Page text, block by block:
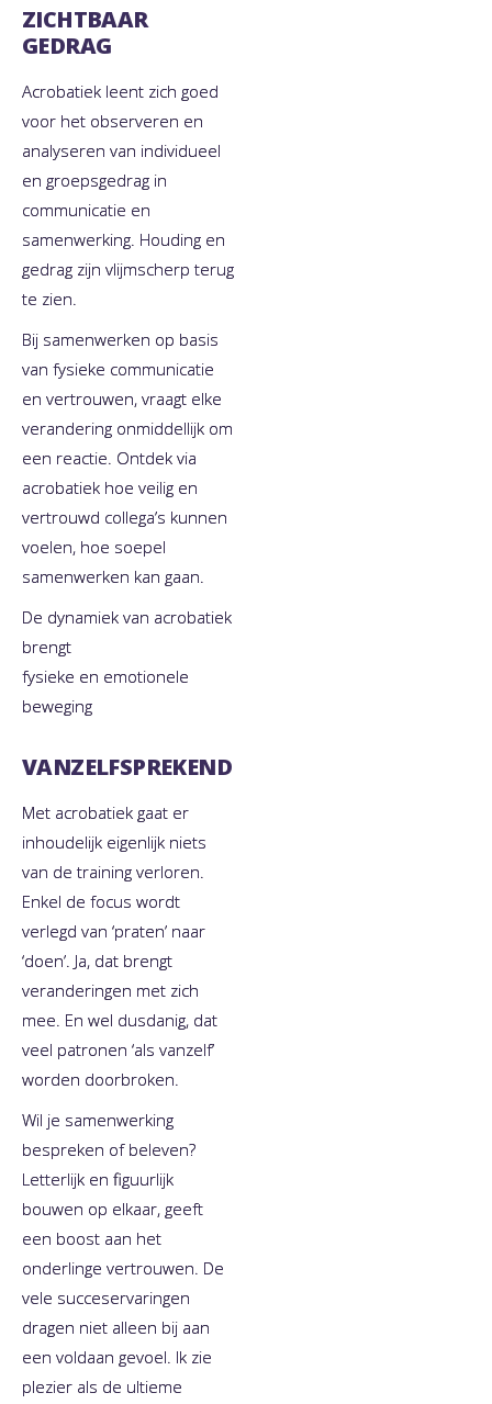
ZICHTBAAR
GEDRAG
Acrobatiek leent zich goed
voor het observeren en
analyseren van individueel
en groepsgedrag in
communicatie en
samenwerking. Houding en
gedrag zijn vlijmscherp terug
te zien.
Bij samenwerken op basis
van fysieke communicatie
en vertrouwen, vraagt elke
verandering onmiddellijk om
een reactie. Ontdek via
acrobatiek hoe veilig en
vertrouwd collega’s kunnen
voelen, hoe soepel
samenwerken kan gaan.
De dynamiek van acrobatiek
brengt
fysieke en emotionele
beweging
VANZELFSPREKEND
Met acrobatiek gaat er
inhoudelijk eigenlijk niets
van de training verloren.
Enkel de focus wordt
verlegd van ‘praten’ naar
‘doen’. Ja, dat brengt
veranderingen met zich
mee. En wel dusdanig, dat
veel patronen ‘als vanzelf’
worden doorbroken.
Wil je samenwerking
bespreken of beleven?
Letterlijk en figuurlijk
bouwen op elkaar, geeft
een boost aan het
onderlinge vertrouwen. De
vele succeservaringen
dragen niet alleen bij aan
een voldaan gevoel. Ik zie
plezier als de ultieme